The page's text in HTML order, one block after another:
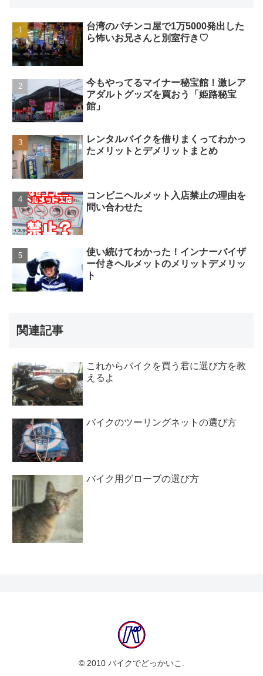
台湾のパチンコ屋で1万5000発出した
ら怖いお兄さんと別室行き♡
今もやってるマイナー秘宝館！激レア
アダルトグッズを買おう「姫路秘宝
館」
レンタルバイクを借りまくってわかっ
たメリットとデメリットまとめ
コンビニヘルメット入店禁止の理由を
問い合わせた
使い続けてわかった！インナーバイザ
ー付きヘルメットのメリットデメリッ
ト
関連記事
これからバイクを買う君に選び方を教
えるよ
バイクのツーリングネットの選び方
バイク用グローブの選び方
© 2010 バイクでどっかいこ.